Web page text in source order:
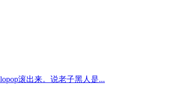
滚出来。说老子黑人是...